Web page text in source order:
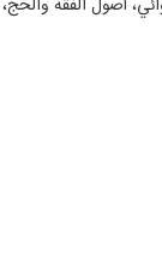
أصول الفقه والحج،